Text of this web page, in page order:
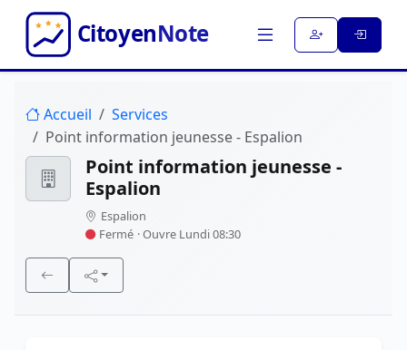
Accueil
Services
Point information jeunesse - Espalion
Point information jeunesse -
Espalion
Espalion
Fermé · Ouvre Lundi 08:30